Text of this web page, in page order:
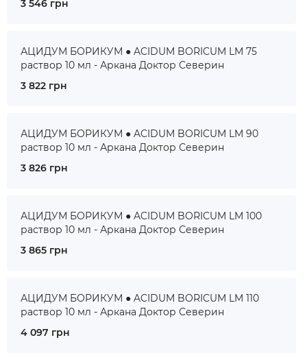
3 546 грн
АЦИДУМ БОРИКУМ ● ACIDUM BORICUM LM 75
раствор 10 мл - Аркана Доктор Северин
3 822 грн
АЦИДУМ БОРИКУМ ● ACIDUM BORICUM LM 90
раствор 10 мл - Аркана Доктор Северин
3 826 грн
АЦИДУМ БОРИКУМ ● ACIDUM BORICUM LM 100
раствор 10 мл - Аркана Доктор Северин
3 865 грн
АЦИДУМ БОРИКУМ ● ACIDUM BORICUM LM 110
раствор 10 мл - Аркана Доктор Северин
4 097 грн